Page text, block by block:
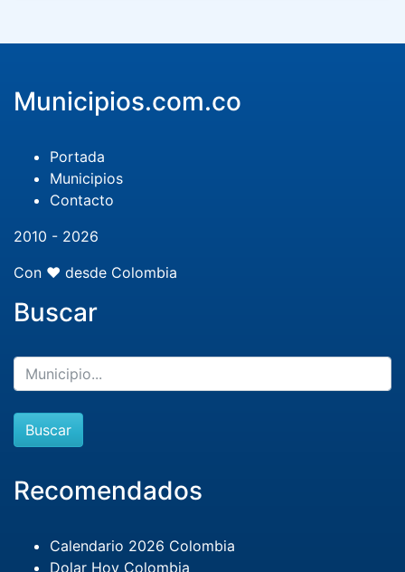
Municipios.com.co
Portada
Municipios
Contacto
2010 - 2026
Con ❤️ desde Colombia
Buscar
Buscar
Recomendados
Calendario 2026 Colombia
Dolar Hoy Colombia